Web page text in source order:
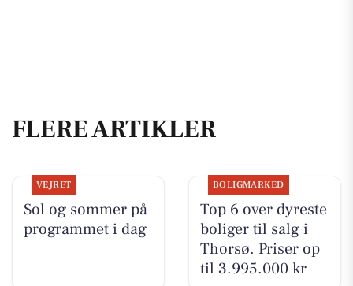
FLERE ARTIKLER
VEJRET
Sol og sommer på
programmet i dag
BOLIGMARKED
Top 6 over dyreste
boliger til salg i
Thorsø. Priser op
til 3.995.000 kr